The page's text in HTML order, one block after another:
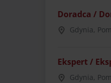
Doradca /
Gdynia,
Ekspert /
Gdynia,